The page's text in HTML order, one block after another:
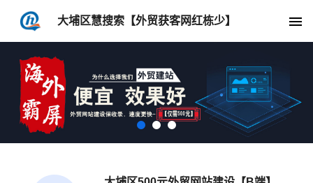
大埔区慧搜索【外贸获客网红栋少】